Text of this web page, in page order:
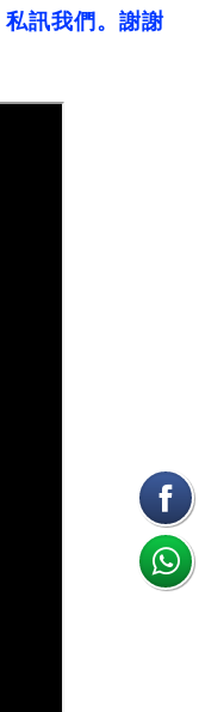
訊我們。謝謝